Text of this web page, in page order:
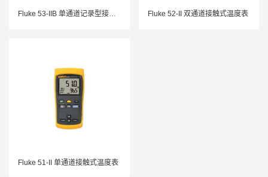
Fluke 53-IIB 单通道记录型接触式温度表 Fluke 52-II 双通道接触式温度表
Fluke 51-II 单通道接触式温度表